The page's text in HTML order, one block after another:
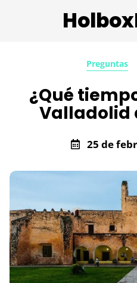
Preguntas
¿Qué
Valladolid
25 de